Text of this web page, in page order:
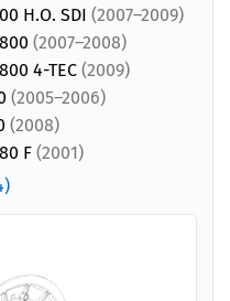
H.O. SDI (2007–2009)
(2007–2008)
4-TEC (2009)
(2005–2006)
(2008)
F (2001)